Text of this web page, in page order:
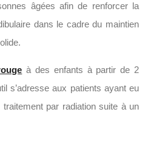
âgées afin de renforcer la
dans le cadre du maintien
à des enfants à partir de 2
s’adresse aux patients ayant eu
traitement par radiation suite à un